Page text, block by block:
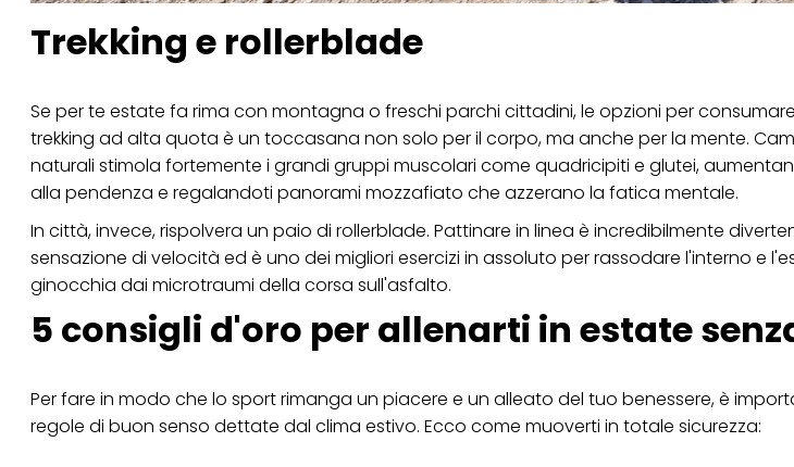
Trekking e rollerblade
Se per te estate fa rima con montagna o freschi parchi cittadini, le opzioni per
trekking ad alta quota è un toccasana non solo per il corpo, ma anche per la mente.
naturali stimola fortemente i grandi gruppi muscolari come quadricipiti e glutei,
alla pendenza e regalandoti panorami mozzafiato che azzerano la fatica mentale.
In città, invece, rispolvera un paio di rollerblade. Pattinare in linea è incredibilmente
sensazione di velocità ed è uno dei migliori esercizi in assoluto per rassodare l'interno e
ginocchia dai microtraumi della corsa sull'asfalto.
5 consigli d'oro per allenarti in estate
Per fare in modo che lo sport rimanga un piacere e un alleato del tuo benessere, è
regole di buon senso dettate dal clima estivo. Ecco come muoverti in totale sicurezza: